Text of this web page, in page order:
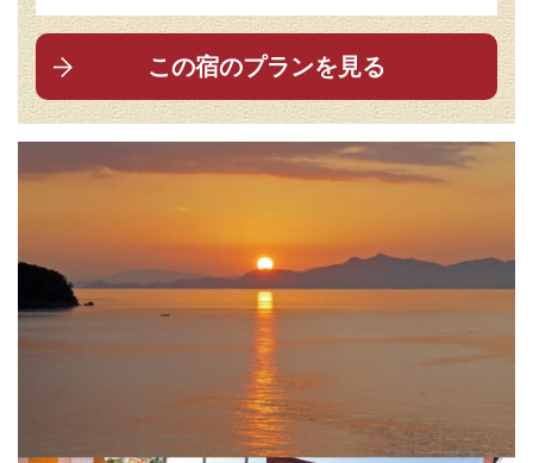
この宿のプランを見る